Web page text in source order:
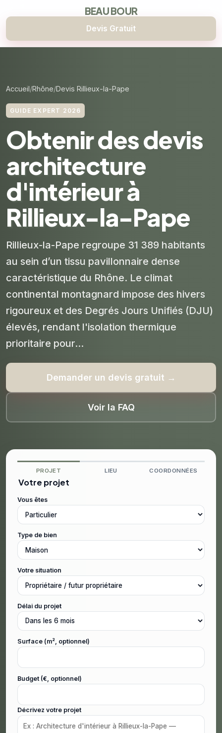
BEAU BOUR
Devis Gratuit
Accueil Rhône Devis Rillieux-la-Pape
GUIDE EXPERT 2026
Obtenir des devis
architecture
d'intérieur à
Rillieux-la-Pape
Rillieux-la-Pape regroupe 31 389 habitants
au sein d’un tissu pavillonnaire dense
caractéristique du Rhône. Le climat
continental montagnard impose des hivers
rigoureux et des Degrés Jours Unifiés (DJU)
élevés, rendant l'isolation thermique
prioritaire pour...
Demander un devis gratuit →
Voir la FAQ
PROJET LIEU COORDONNÉES
Votre projet
Vous êtes
Type de bien
Votre situation
Délai du projet
Surface (m², optionnel)
Budget (€, optionnel)
Décrivez votre projet